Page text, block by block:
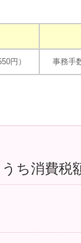
円） 事務手
ち消費税